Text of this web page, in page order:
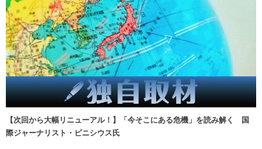
【次回から大幅リニューアル！】「今そこにある危機」を読み解く 国
際ジャーナリスト・ビニシウス氏